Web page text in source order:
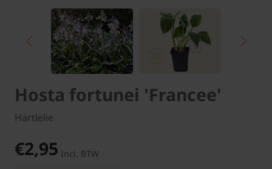
Hosta fortunei 'Francee'
Hartlelie
€2,95 Incl. BTW